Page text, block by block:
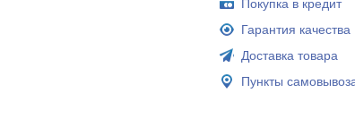
Покупка в кредит
Гарантия качества
Доставка товара
Пункты